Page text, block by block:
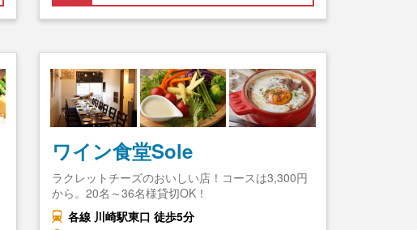
ワイン食堂Sole
ラクレットチーズのおいしい店！コースは3,300円
から。20名～36名様貸切OK！
各線 川崎駅東口 徒歩5分